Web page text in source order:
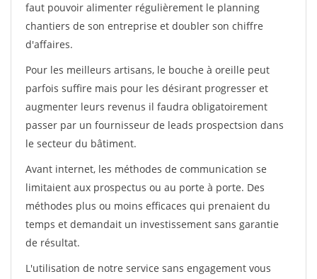
faut pouvoir alimenter régulièrement le planning
chantiers de son entreprise et doubler son chiffre
d'affaires.
Pour les meilleurs artisans, le bouche à oreille peut
parfois suffire mais pour les désirant progresser et
augmenter leurs revenus il faudra obligatoirement
passer par un fournisseur de leads prospectsion dans
le secteur du bâtiment.
Avant internet, les méthodes de communication se
limitaient aux prospectus ou au porte à porte. Des
méthodes plus ou moins efficaces qui prenaient du
temps et demandait un investissement sans garantie
de résultat.
L'utilisation de notre service sans engagement vous